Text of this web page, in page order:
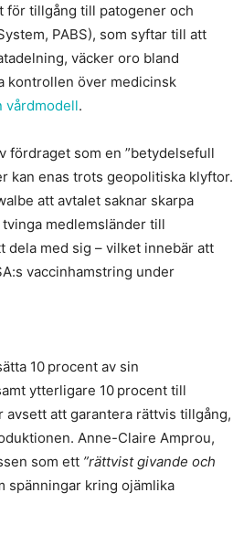
för tillgång till patogener och
PABS), som syftar till att
väcker oro bland
kontrollen över medicinsk
vårdmodell.
fördraget som en ”betydelsefull
kan enas trots geopolitiska klyftor.
att avtalet saknar skarpa
medlemsländer till
dela med sig – vilket innebär att
vaccinhamstring under
10 procent av sin
ytterligare 10 procent till
att garantera rättvis tillgång,
Anne-Claire Amprou,
som ett ”rättvist givande och
spänningar kring ojämlika